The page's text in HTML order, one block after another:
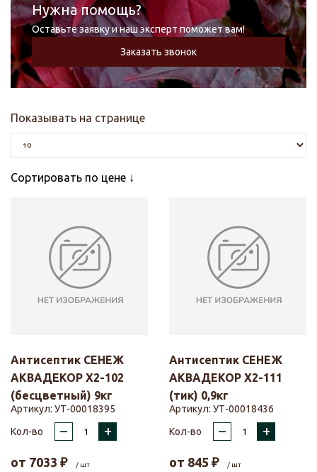
Нужна помощь?
Оставьте заявку и наш эксперт поможет вам!
Заказать звонок
Показывать на странице
Сортировать по цене
Антисептик СЕНЕЖ
АКВАДЕКОР Х2-102
(бесцветный) 9кг
Артикул: УТ-00018395
Кол-во
– +
от 7033 ₽ / шт
Антисептик СЕНЕЖ
АКВАДЕКОР X2-111
(тик) 0,9кг
Артикул: УТ-00018436
Кол-во
– +
от 845 ₽ / шт